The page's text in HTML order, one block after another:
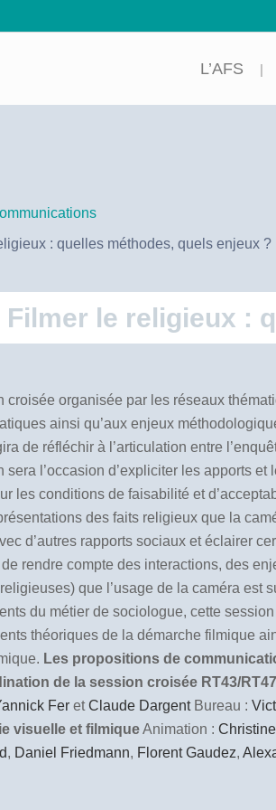
L’AFS
: quelles méthodes, quels enjeux ?
Filmer le religieux :
croisée organisée par les réseaux
ainsi qu’aux enjeux
de réfléchir à l’articulation entre
sera l’occasion d’expliciter les apports
les conditions de faisabilité et
des faits religieux que la
d’autres rapports sociaux et éclairer
de rendre compte des interactions, des
que l’usage de la caméra est
du métier de sociologue, cette
théoriques de la démarche filmique
Les propositions de
de la session croisée RT43/
Fer etClaude DargentBureau :
visuelle et filmiqueAnimation :
, Daniel Friedmann, Florent Gaudez,